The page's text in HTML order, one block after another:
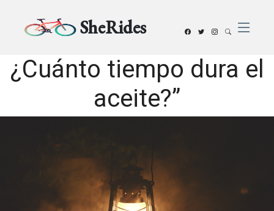
SheRides
¿Cuánto tiempo dura el
aceite?”